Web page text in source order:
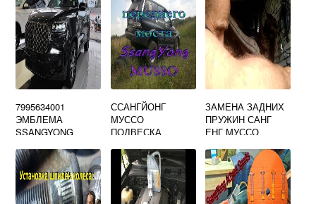
7995634001
ЭМБЛЕМА
SSANGYONG
ССАНГЙОНГ
МУССО
ПОДВЕСКА
ЗАМЕНА ЗАДНИХ
ПРУЖИН САНГ
ЕНГ МУССО